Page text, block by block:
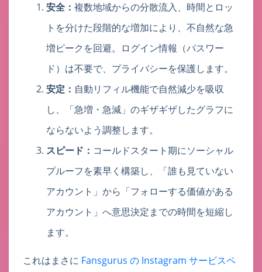
安全： 複数地域からの分散流入、時間とロッ
トを分けた段階的な増加により、不自然な急
増ピークを回避。ログイン情報（パスワー
ド）は不要で、プライバシーを保護します。
安定： 自動リフィル機能で自然減少を吸収
し、「急増・急減」のギザギザしたグラフに
ならないよう調整します。
スピード： コールドスタート期にソーシャル
プルーフを素早く構築し、「誰も見ていない
アカウント」から「フォローする価値がある
アカウント」へ意思決定までの時間を短縮し
ます。
これはまさに Fansgurus の Instagram サービスペ